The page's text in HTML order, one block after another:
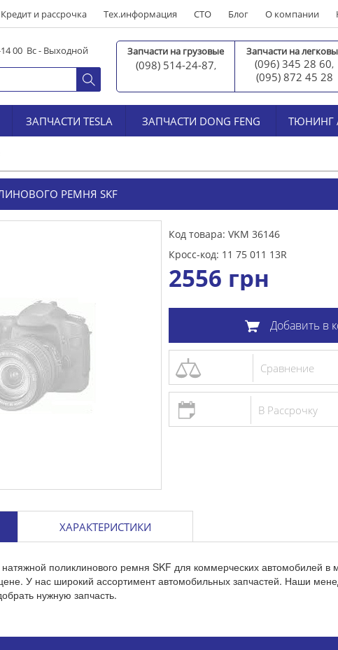
Кредит и рассрочка Тех.информация СТО Блог О компании
00 Вс - Выходной Запчасти на грузовые
(098) 514-24-87,
Запчасти на
(096) 345 28 60,
(095) 872 45 28
ЗАПЧАСТИ TESLA ЗАПЧАСТИ DONG FENG ТЮНИНГ
РЕМНЯ SKF
Код товара: VKM 36146
Кросс-код: 11 75 011 13R
2556 грн
Добавить в
Сравнение
В Рассрочку
ХАРАКТЕРИСТИКИ
поликлинового ремня SKF для коммерческих автомобилей в
У нас широкий ассортимент автомобильных запчастей. Наши
нужную запчасть.